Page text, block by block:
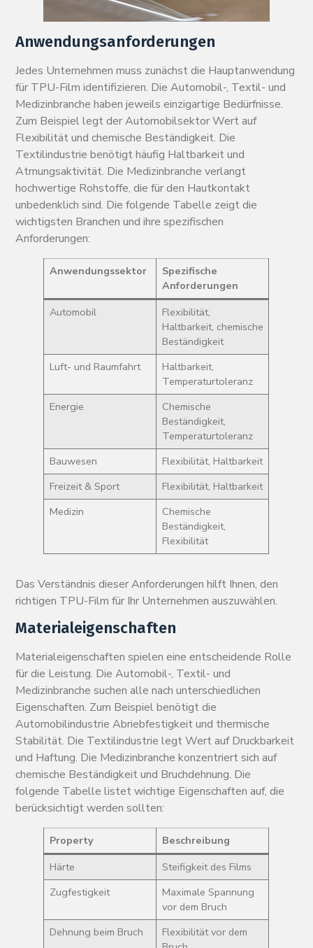
Anwendungsanforderungen
Jedes Unternehmen muss zunächst die Hauptanwendung
für TPU-Film identifizieren. Die Automobil-, Textil- und
Medizinbranche haben jeweils einzigartige Bedürfnisse.
Zum Beispiel legt der Automobilsektor Wert auf
Flexibilität und chemische Beständigkeit. Die
Textilindustrie benötigt häufig Haltbarkeit und
Atmungsaktivität. Die Medizinbranche verlangt
hochwertige Rohstoffe, die für den Hautkontakt
unbedenklich sind. Die folgende Tabelle zeigt die
wichtigsten Branchen und ihre spezifischen
Anforderungen:
Anwendungssektor
Spezifische
Anforderungen
Automobil
Flexibilität,
Haltbarkeit, chemische
Beständigkeit
Luft- und Raumfahrt
Haltbarkeit,
Temperaturtoleranz
Energie
Chemische
Beständigkeit,
Temperaturtoleranz
Bauwesen
Flexibilität, Haltbarkeit
Freizeit & Sport
Flexibilität, Haltbarkeit
Medizin
Chemische
Beständigkeit,
Flexibilität
Das Verständnis dieser Anforderungen hilft Ihnen, den
richtigen TPU-Film für Ihr Unternehmen auszuwählen.
Materialeigenschaften
Materialeigenschaften spielen eine entscheidende Rolle
für die Leistung. Die Automobil-, Textil- und
Medizinbranche suchen alle nach unterschiedlichen
Eigenschaften. Zum Beispiel benötigt die
Automobilindustrie Abriebfestigkeit und thermische
Stabilität. Die Textilindustrie legt Wert auf Druckbarkeit
und Haftung. Die Medizinbranche konzentriert sich auf
chemische Beständigkeit und Bruchdehnung. Die
folgende Tabelle listet wichtige Eigenschaften auf, die
berücksichtigt werden sollten:
Property
Beschreibung
Härte
Steifigkeit des Films
Zugfestigkeit
Maximale Spannung
vor dem Bruch
Dehnung beim Bruch
Flexibilität vor dem